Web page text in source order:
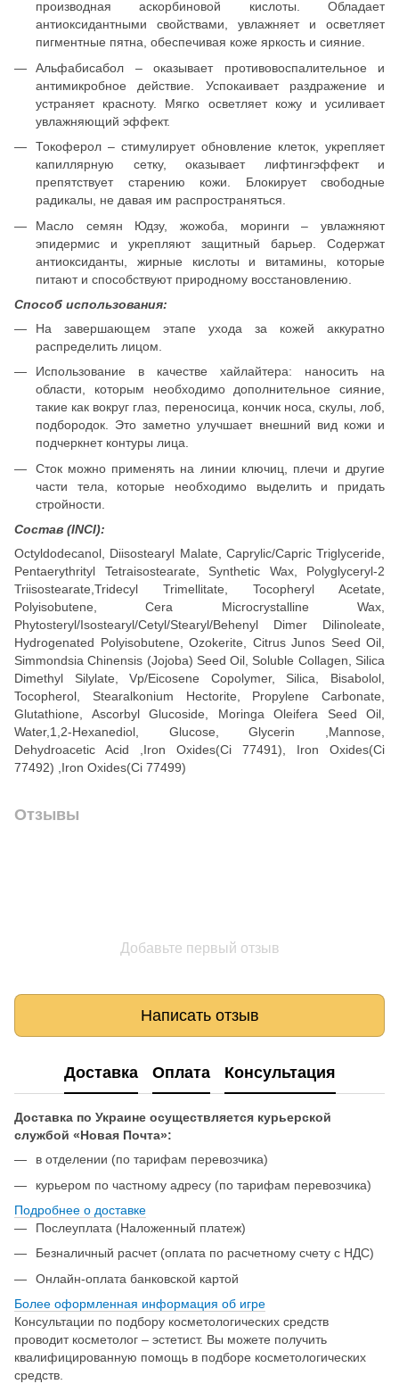
производная аскорбиновой кислоты. Обладает
антиоксидантными свойствами, увлажняет и осветляет
пигментные пятна, обеспечивая коже яркость и сияние.
Альфабисабол – оказывает противовоспалительное и
антимикробное действие. Успокаивает раздражение и
устраняет красноту. Мягко осветляет кожу и усиливает
увлажняющий эффект.
Токоферол – стимулирует обновление клеток, укрепляет
капиллярную сетку, оказывает лифтингэффект и
препятствует старению кожи. Блокирует свободные
радикалы, не давая им распространяться.
Масло семян Юдзу, жожоба, моринги – увлажняют
эпидермис и укрепляют защитный барьер. Содержат
антиоксиданты, жирные кислоты и витамины, которые
питают и способствуют природному восстановлению.
Способ использования:
На завершающем этапе ухода за кожей аккуратно
распределить лицом.
Использование в качестве хайлайтера: наносить на
области, которым необходимо дополнительное сияние,
такие как вокруг глаз, переносица, кончик носа, скулы, лоб,
подбородок. Это заметно улучшает внешний вид кожи и
подчеркнет контуры лица.
Сток можно применять на линии ключиц, плечи и другие
части тела, которые необходимо выделить и придать
стройности.
Состав (INCI):
Octyldodecanol, Diisostearyl Malate, Caprylic/Capric Triglyceride,
Pentaerythrityl Tetraisostearate, Synthetic Wax, Polyglyceryl-2
Triisostearate,Tridecyl Trimellitate, Tocopheryl Acetate,
Polyisobutene, Cera Microcrystalline Wax,
Phytosteryl/Isostearyl/Cetyl/Stearyl/Behenyl Dimer Dilinoleate,
Hydrogenated Polyisobutene, Ozokerite, Citrus Junos Seed Oil,
Simmondsia Chinensis (Jojoba) Seed Oil, Soluble Collagen, Silica
Dimethyl Silylate, Vp/Eicosene Copolymer, Silica, Bisabolol,
Tocopherol, Stearalkonium Hectorite, Propylene Carbonate,
Glutathione, Ascorbyl Glucoside, Moringa Oleifera Seed Oil,
Water,1,2-Hexanediol, Glucose, Glycerin ,Mannose,
Dehydroacetic Acid ,Iron Oxides(Ci 77491), Iron Oxides(Ci
77492) ,Iron Oxides(Ci 77499)
Отзывы
Добавьте первый отзыв
Написать отзыв
Доставка Оплата Консультация
Доставка по Украине осуществляется курьерской
службой «Новая Почта»:
в отделении (по тарифам перевозчика)
курьером по частному адресу (по тарифам перевозчика)
Подробнее о доставке
Послеуплата (Наложенный платеж)
Безналичный расчет (оплата по расчетному счету с НДС)
Онлайн-оплата банковской картой
Более оформленная информация об игре
Консультации по подбору косметологических средств
проводит косметолог – эстетист. Вы можете получить
квалифицированную помощь в подборе косметологических
средств.